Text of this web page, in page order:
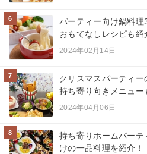
6
パーティー向け鍋料
おもてなしレシピも紹
2024年02月14日
7
クリスマスパーティ
持ち寄り向きメニュー
2024年04月06日
8
持ち寄りホームパー
けの一品料理を紹介！